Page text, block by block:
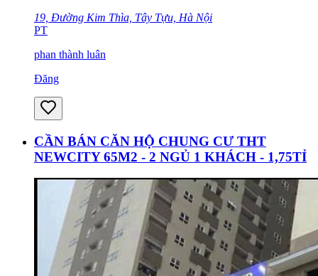
19, Đường Kim Thìa, Tây Tựu, Hà Nội
PT
phan thành luân
Đăng
CẦN BÁN CĂN HỘ CHUNG CƯ THT
NEWCITY 65M2 - 2 NGỦ 1 KHÁCH - 1,75TỈ